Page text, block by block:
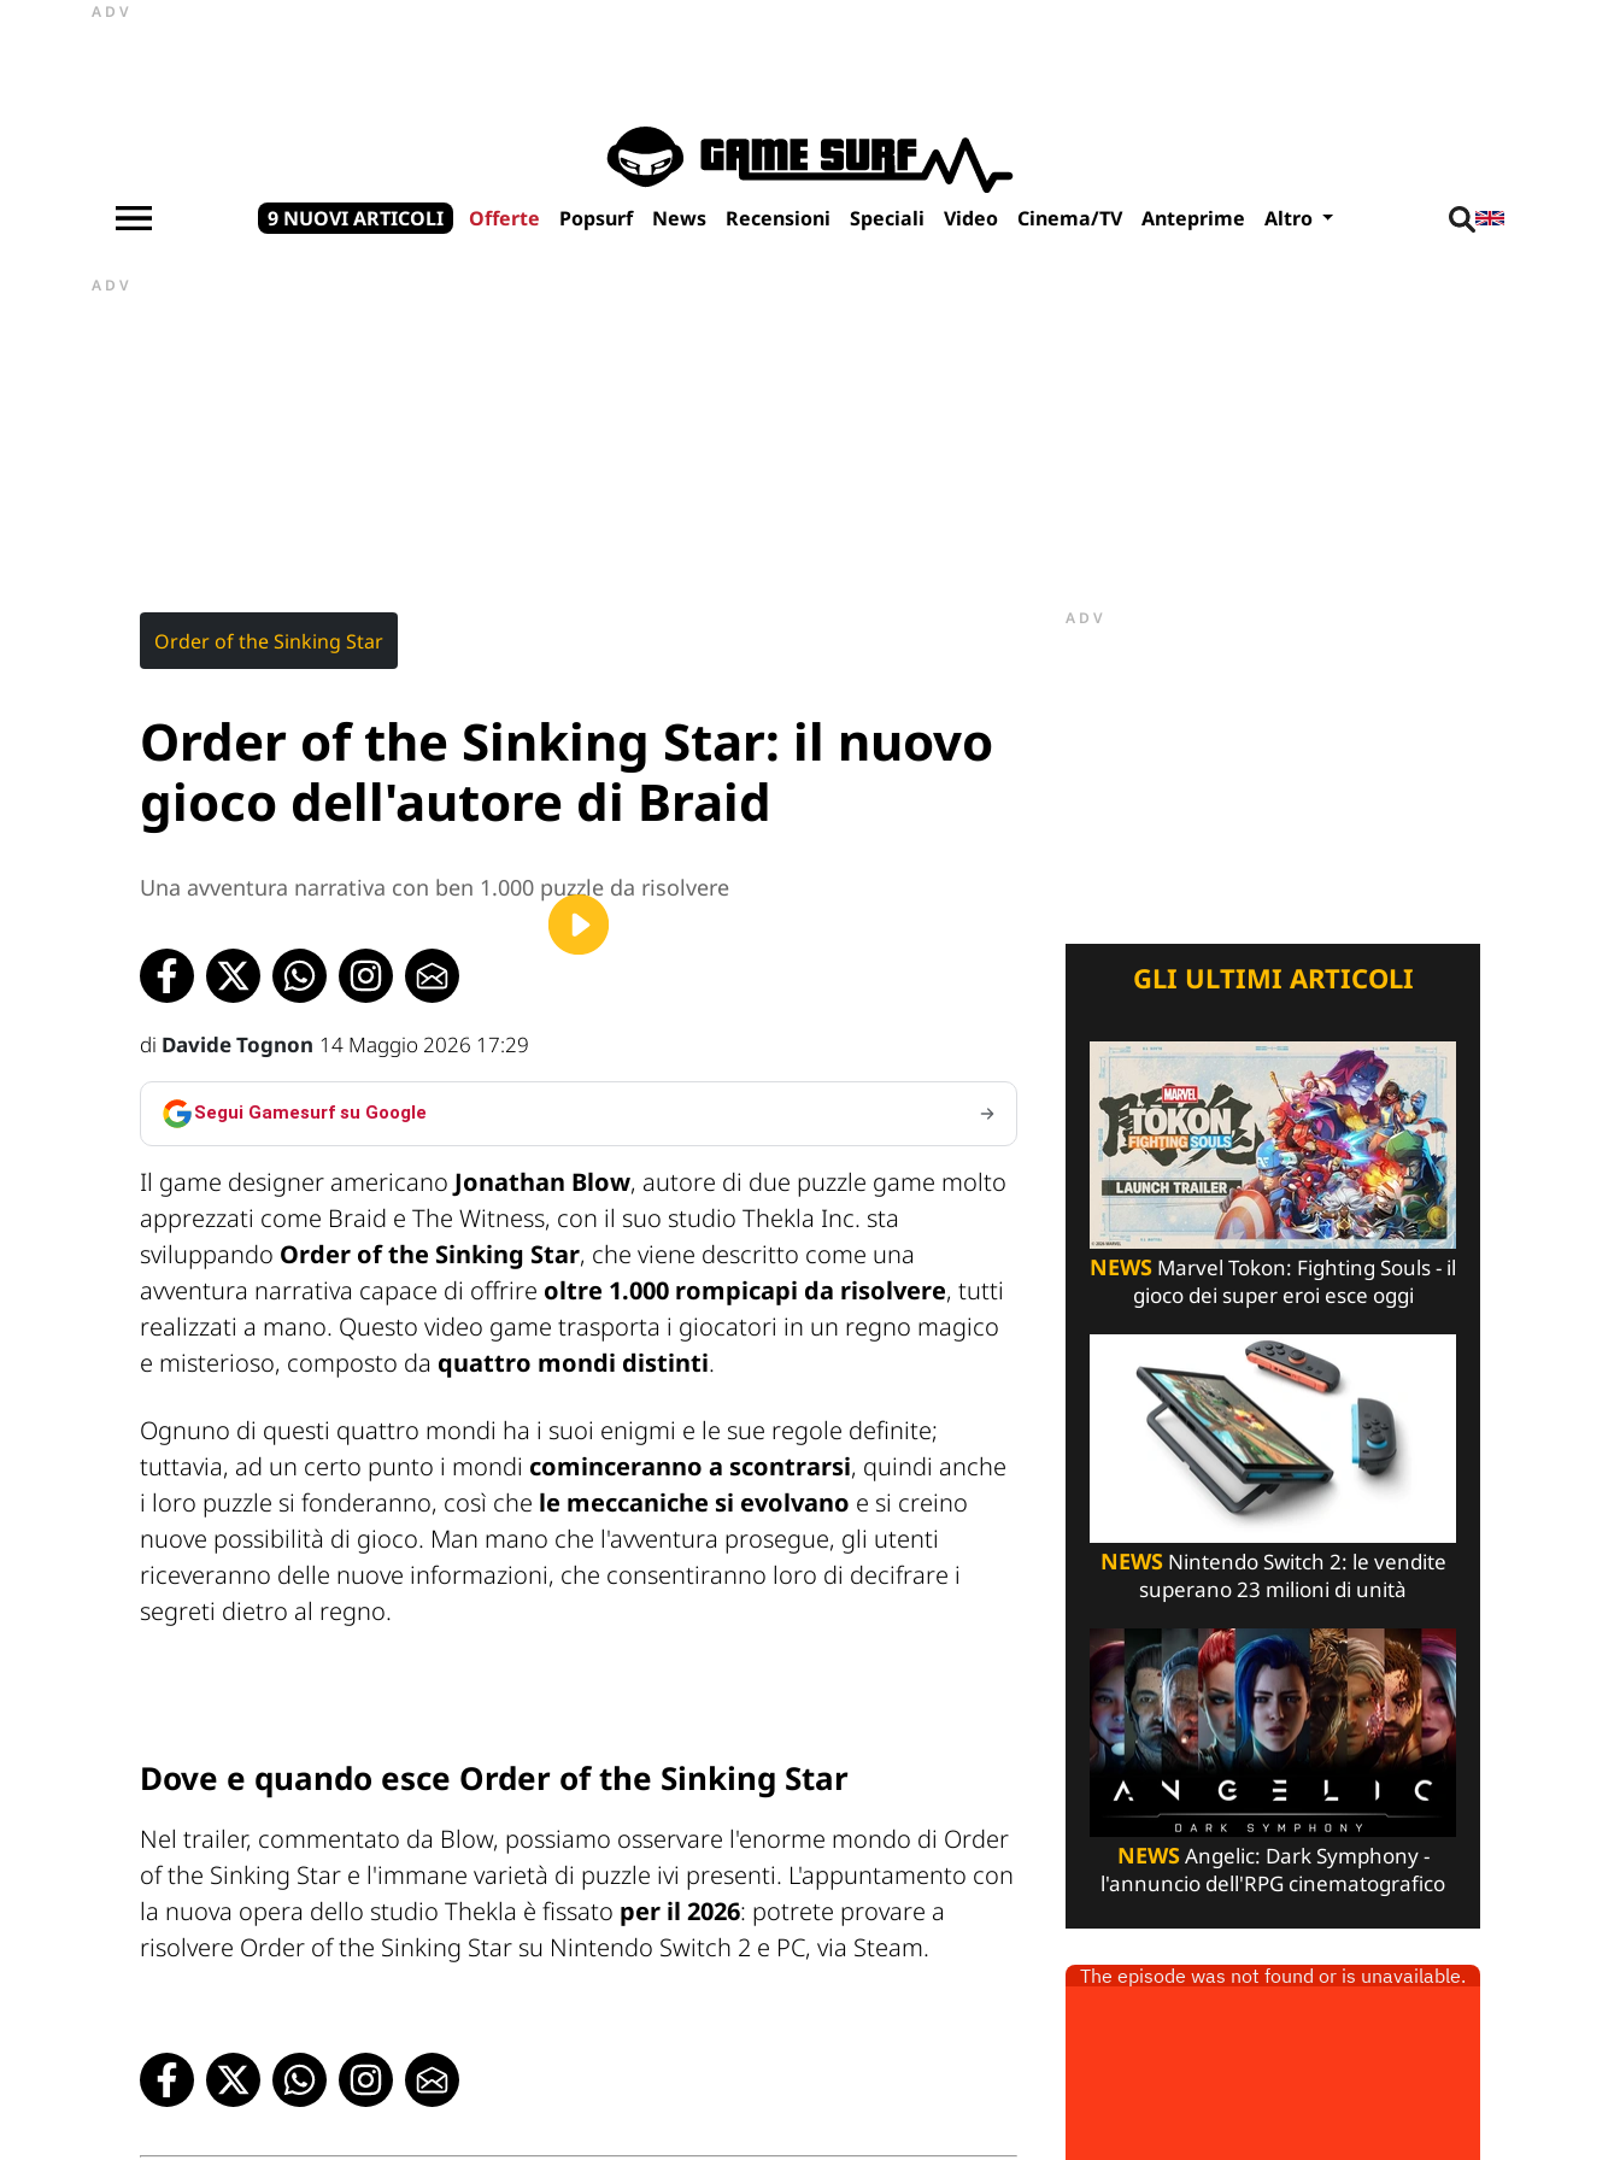
ADV
9 NUOVI ARTICOLI Offerte Popsurf News Recensioni Speciali Video Cinema/TV Anteprime Altro
ADV
Order of the Sinking Star
Order of the Sinking Star: il nuovo
gioco dell'autore di Braid
Una avventura narrativa con ben 1.000 puzzle da risolvere
di Davide Tognon 14 Maggio 2026 17:29
Segui Gamesurf su Google
Il game designer americano Jonathan Blow, autore di due puzzle game molto
apprezzati come Braid e The Witness, con il suo studio Thekla Inc. sta
sviluppando Order of the Sinking Star, che viene descritto come una
avventura narrativa capace di offrire oltre 1.000 rompicapi da risolvere, tutti
realizzati a mano. Questo video game trasporta i giocatori in un regno magico
e misterioso, composto da quattro mondi distinti.
Ognuno di questi quattro mondi ha i suoi enigmi e le sue regole definite;
tuttavia, ad un certo punto i mondi cominceranno a scontrarsi, quindi anche
i loro puzzle si fonderanno, così che le meccaniche si evolvano e si creino
nuove possibilità di gioco. Man mano che l'avventura prosegue, gli utenti
riceveranno delle nuove informazioni, che consentiranno loro di decifrare i
segreti dietro al regno.
Dove e quando esce Order of the Sinking Star
Nel trailer, commentato da Blow, possiamo osservare l'enorme mondo di Order
of the Sinking Star e l'immane varietà di puzzle ivi presenti. L'appuntamento con
la nuova opera dello studio Thekla è fissato per il 2026: potrete provare a
risolvere Order of the Sinking Star su Nintendo Switch 2 e PC, via Steam.
ADV
GLI ULTIMI ARTICOLI
NEWS Marvel Tokon: Fighting Souls - il
gioco dei super eroi esce oggi
NEWSNintendo Switch 2: le vendite
superano 23 milioni di unità
NEWSAngelic: Dark Symphony -
l'annuncio dell'RPG cinematografico